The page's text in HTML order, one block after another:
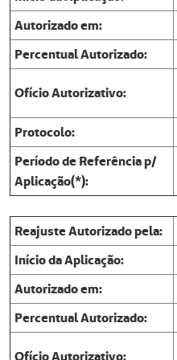
Autorizado em:
Percentual Autorizado:
Ofício Autorizativo:
Protocolo:
Período de Referência p/
Aplicação(*):
Reajuste Autorizado pela:
Início da Aplicação:
Autorizado em:
Percentual Autorizado:
Ofício Autorizativo: